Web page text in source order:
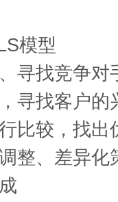
模型
寻找竞争对
寻找客户的
比较，找出
整、差异化